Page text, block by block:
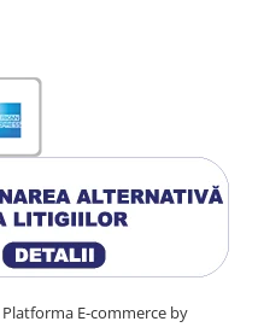
Platforma E-commerce by